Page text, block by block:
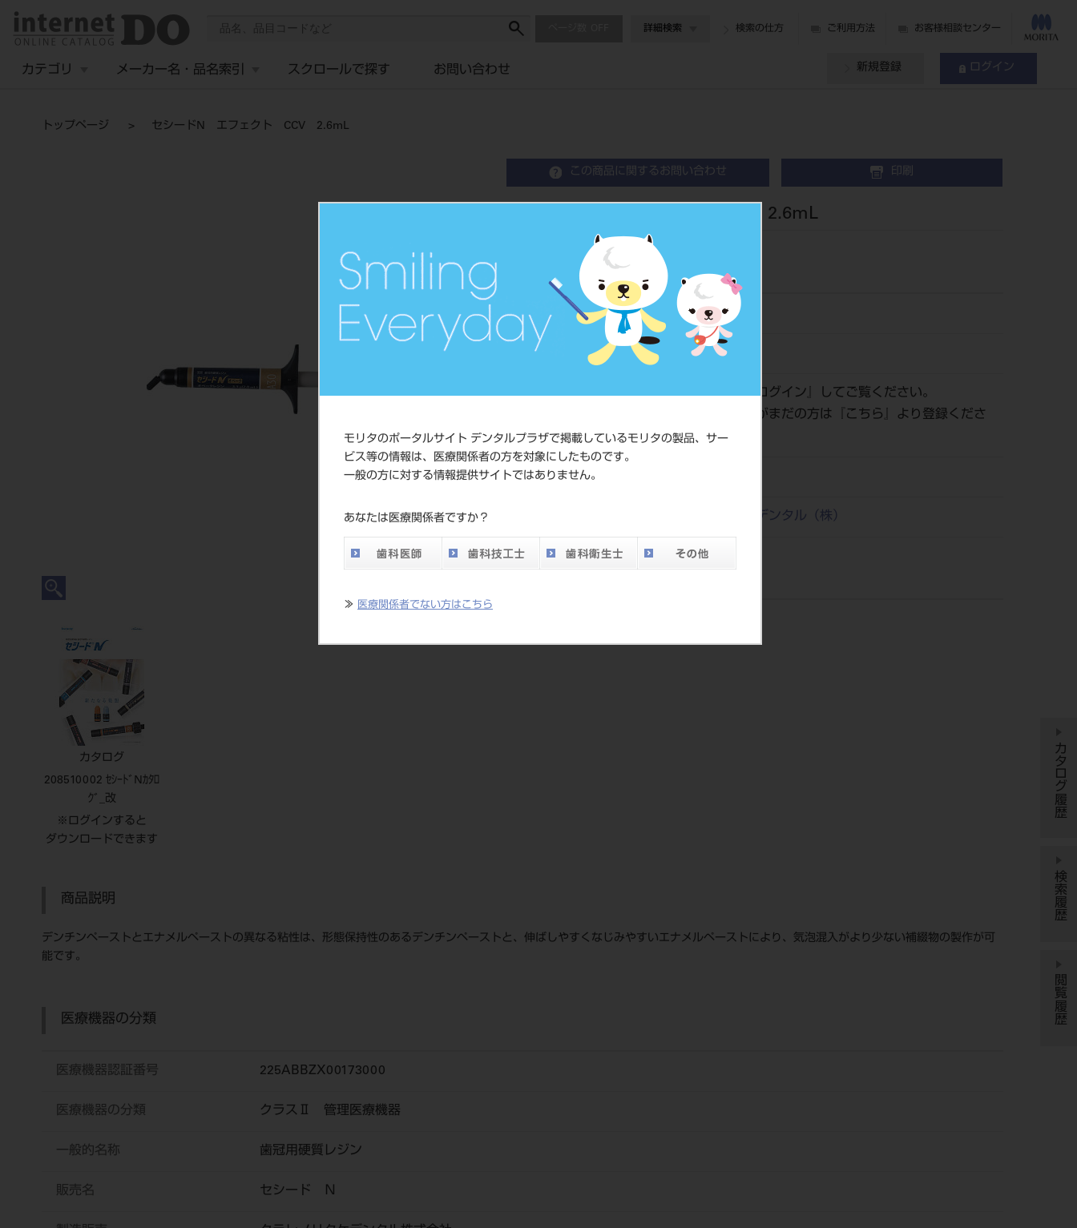
モリタのポータルサイト デンタルプラザで掲載しているモリタの製品、サー
ビス等の情報は、医療関係者の方を対象にしたものです。
一般の方に対する情報提供サイトではありません。
あなたは医療関係者ですか？
≫ 医療関係者でない方はこちら
詳細検索 検索の仕方 ご利用方法 お客様相談センター
カテゴリ メーカー名・品名索引 スクロールで探す お問い合わせ 新規登録 ログイン
トップページ セシードN エフェクト CCV 2.6mL
この商品に関するお問い合わせ 印刷
セシードN エフェクト CCV 2.6mL
Crown Restration Hard Resin
歯冠用硬質レジン
品目コード 202430472
JAN/EANコード 4571110534724
価格の確認は『ログイン 』してご覧ください。
ネット会員登録がまだの方は『
こちら
』より登録くださ
い。
発売日
クラレノリタケデンタル（株）
DO vol.26 掲載ペー
720
カタログ
208510002 ｾｼｰﾄﾞNｶﾀﾛ
ｸﾞ_改
※ログインすると
ダウンロードできます
商品説明
デンチンペーストとエナメルペーストの異なる粘性は、形態保持性のあるデンチンペーストと、伸ばしやすくなじみやすいエナメルペーストにより、気泡混入がより少ない補綴物の製作が可
能です。
医療機器の分類
医療機器認証番号 225ABBZX00173000
医療機器の分類 クラスⅡ 管理医療機器
一般的名称 歯冠用硬質レジン
販売名 セシード Ｎ
カタログ履歴
検索履歴
閲覧履歴